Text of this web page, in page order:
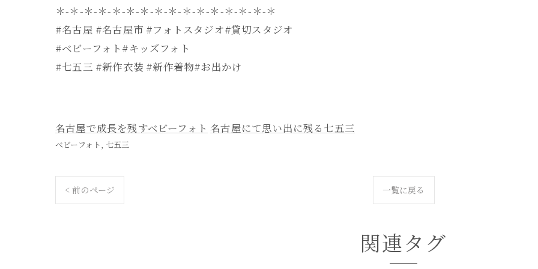
＊-＊-＊-＊-＊-＊-＊-＊-＊-＊-＊-＊-＊-＊-＊-＊
#名古屋 #名古屋市 #フォトスタジオ#貸切スタジオ
#ベビーフォト#キッズフォト
#七五三 #新作衣装 #新作着物#お出かけ
名古屋で成長を残すベビーフォト 名古屋にて思い出に残る七五三
ベビーフォト 七五三
< 前のページ 一覧に戻る
関連タグ